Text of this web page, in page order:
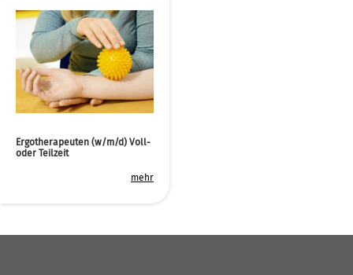
Ergotherapeuten (w/m/d) Voll-
oder Teilzeit
mehr